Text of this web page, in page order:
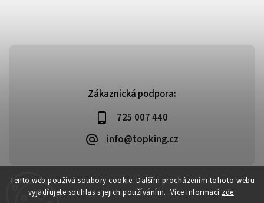
Tento web používá soubory cookie. Dalším procházením tohoto webu
vyjadřujete souhlas s jejich používáním.. Více informací zde.
Zákaznická podpora:
725 007 440
info@topking.cz
Copyright 2026Top King. Všechna práva vyhrazena.